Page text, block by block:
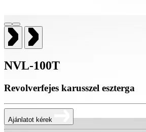
NVL-100T
Revolverfejes karusszel eszterga
Ajánlatot kérek